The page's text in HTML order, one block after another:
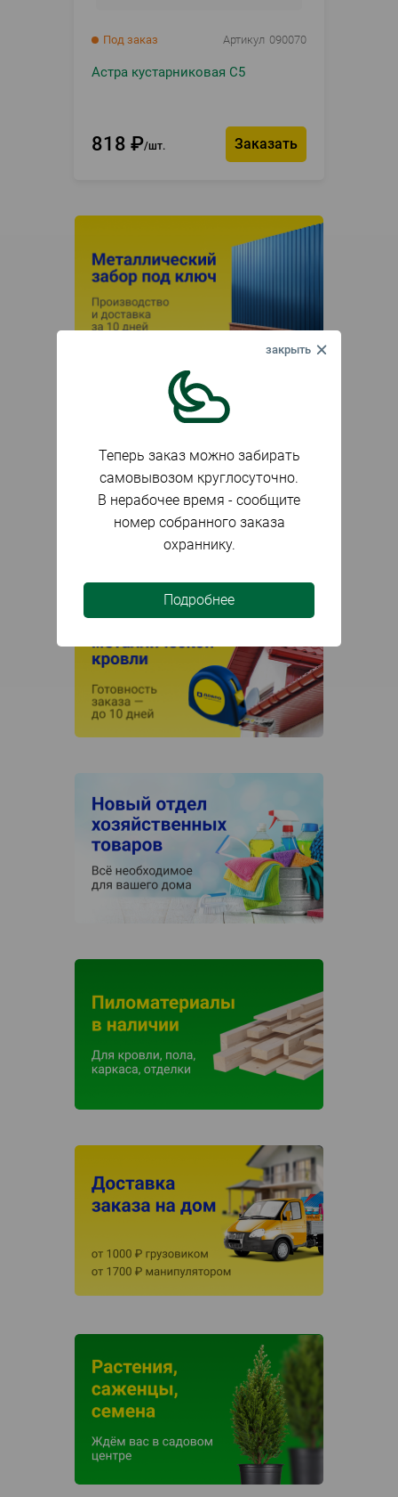
Под заказ Артикул 090070
Астра кустарниковая С5
818 ₽ шт. Заказать
Теперь заказ можно забирать
самовывозом круглосуточно.
В нерабочее время - сообщите
номер собранного заказа
охраннику.
Подробнее